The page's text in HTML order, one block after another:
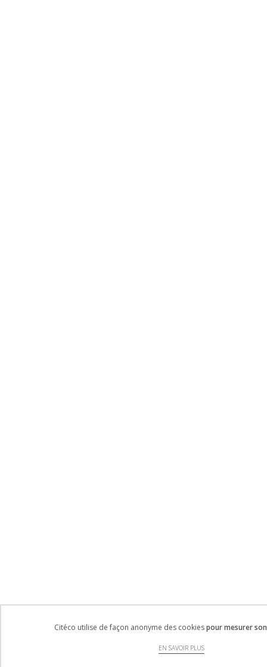
Citéco utilise de façon anonyme des cookiespour mesurer
EN SAVOIR PLUS